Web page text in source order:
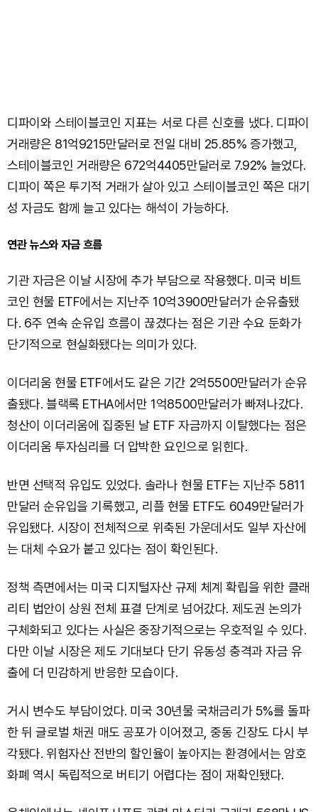
디파이와 스테이블코인 지표는 서로 다른 신호를 냈다. 디파이
거래량은 81억9215만달러로 전일 대비 25.85% 증가했고,
스테이블코인 거래량은 672억4405만달러로 7.92% 늘었다.
디파이 쪽은 투기적 거래가 살아 있고 스테이블코인 쪽은 대기
성 자금도 함께 늘고 있다는 해석이 가능하다.
연관 뉴스와 자금 흐름
기관 자금은 이날 시장에 추가 부담으로 작용했다. 미국 비트
코인 현물 ETF에서는 지난주 10억3900만달러가 순유출됐
다. 6주 연속 순유입 흐름이 끊겼다는 점은 기관 수요 둔화가
단기적으로 현실화됐다는 의미가 있다.
이더리움 현물 ETF에서도 같은 기간 2억5500만달러가 순유
출됐다. 블랙록 ETHA에서만 1억8500만달러가 빠져나갔다.
청산이 이더리움에 집중된 날 ETF 자금까지 이탈했다는 점은
이더리움 투자심리를 더 압박한 요인으로 읽힌다.
반면 선택적 유입도 있었다. 솔라나 현물 ETF는 지난주 5811
만달러 순유입을 기록했고, 리플 현물 ETF도 6049만달러가
유입됐다. 시장이 전체적으로 위축된 가운데서도 일부 자산에
는 대체 수요가 붙고 있다는 점이 확인된다.
정책 측면에서는 미국 디지털자산 규제 체계 확립을 위한 클래
리티 법안이 상원 전체 표결 단계로 넘어갔다. 제도권 논의가
구체화되고 있다는 사실은 중장기적으로는 우호적일 수 있다.
다만 이날 시장은 제도 기대보다 단기 유동성 충격과 자금 유
출에 더 민감하게 반응한 모습이다.
거시 변수도 부담이었다. 미국 30년물 국채금리가 5%를 돌파
한 뒤 글로벌 채권 매도 공포가 이어졌고, 중동 긴장도 다시 부
각됐다. 위험자산 전반의 할인율이 높아지는 환경에서는 암호
화폐 역시 독립적으로 버티기 어렵다는 점이 재확인됐다.